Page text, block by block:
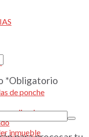
de ponche
inmueble
*Obligatorio